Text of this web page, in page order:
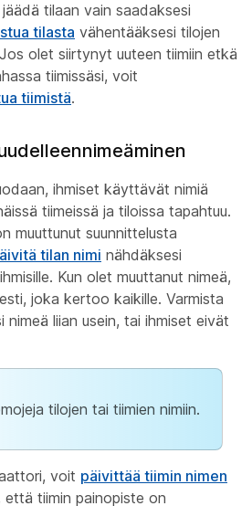
tilaan vain saadaksesi
tilasta vähentääksesi tilojen
olet siirtynyt uuteen tiimiin etkä
tiimissäsi, voit
tiimistä.
ihmiset käyttävät nimiä
tiimeissä ja tiloissa tapahtuu.
muuttunut suunnittelusta
tilan nimi nähdäksesi
Kun olet muuttanut nimeä,
joka kertoo kaikille. Varmista
liian usein, tai ihmiset eivät
tilojen tai tiimien nimiin.
voit päivittää tiimin nimen
että tiimin painopiste on